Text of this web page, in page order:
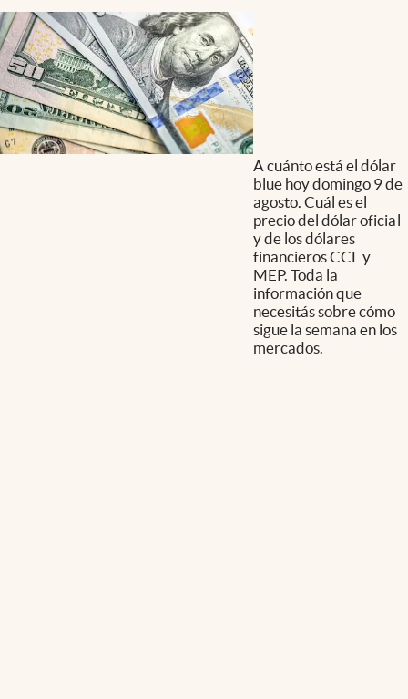
A cuánto está el dólar
blue hoy domingo 9 de
agosto. Cuál es el
precio del dólar oficial
y de los dólares
financieros CCL y
MEP. Toda la
información que
necesitás sobre cómo
sigue la semana en los
mercados.